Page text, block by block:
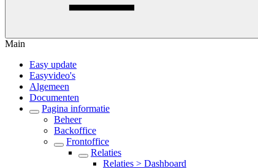
Main
Easy update
Easyvideo's
Algemeen
Documenten
Pagina informatie
Beheer
Backoffice
Frontoffice
Relaties
Relaties > Dashboard